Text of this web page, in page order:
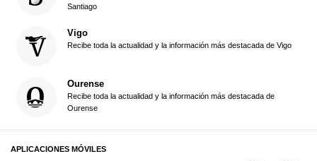
Santiago
Vigo
Recibe toda la actualidad y la información más destacada de Vigo
Ourense
Recibe toda la actualidad y la información más destacada de
Ourense
APLICACIONES MÓVILES